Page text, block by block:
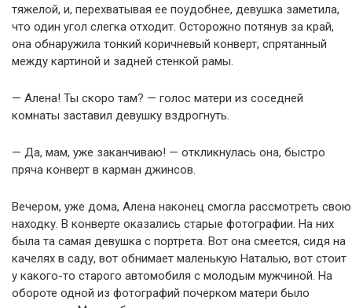
тяжелой, и, перехватывая ее поудобнее, девушка заметила,
что один угол слегка отходит. Осторожно потянув за край,
она обнаружила тонкий коричневый конверт, спрятанный
между картиной и задней стенкой рамы.
— Алена! Ты скоро там? — голос матери из соседней
комнаты заставил девушку вздрогнуть.
— Да, мам, уже заканчиваю! — откликнулась она, быстро
пряча конверт в карман джинсов.
Вечером, уже дома, Алена наконец смогла рассмотреть свою
находку. В конверте оказались старые фотографии. На них
была та самая девушка с портрета. Вот она смеется, сидя на
качелях в саду, вот обнимает маленькую Наталью, вот стоит
у какого-то старого автомобиля с молодым мужчиной. На
обороте одной из фотографий почерком матери было